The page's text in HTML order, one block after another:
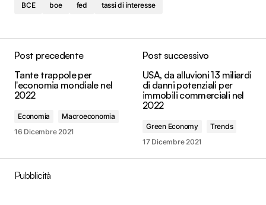
BCE boe fed tassi di interesse
Post precedente
Tante trappole per
l'economia mondiale nel
2022
Economia
Macroeconomia
16 Dicembre 2021
Post successivo
USA, da alluvioni 13 miliardi
di danni potenziali per
immobili commerciali nel
2022
Green Economy
Trends
17 Dicembre 2021
Pubblicità